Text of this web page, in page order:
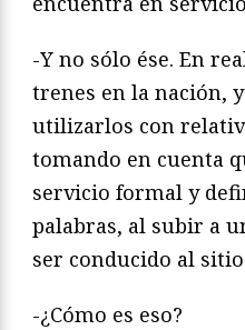
-Y no sólo ése. En
trenes en la nación,
utilizarlos con
tomando en cuenta
servicio formal y
palabras, al subir a
ser conducido al sitio
-¿Cómo es eso?